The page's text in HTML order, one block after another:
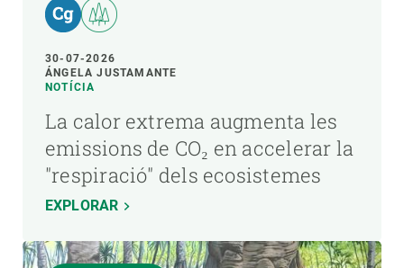
30-07-2026
ÁNGELA JUSTAMANTE
NOTÍCIA
La calor extrema augmenta les
emissions de CO₂ en accelerar la
"respiració" dels ecosistemes
EXPLORAR